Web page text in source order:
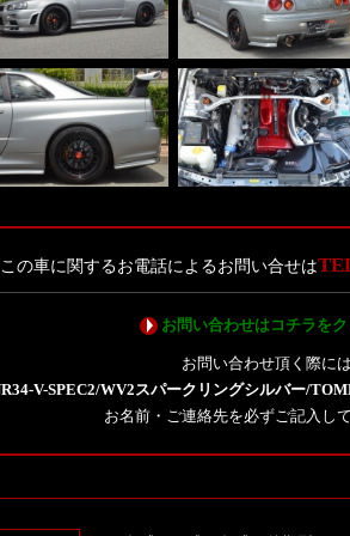
この車に関するお電話によるお問い合せは
お問い合わせはコチラをク
お問い合わせ頂く際には
V-SPEC2/WV2スパークリングシルバー/
お名前・ご連絡先を必ずご記入し